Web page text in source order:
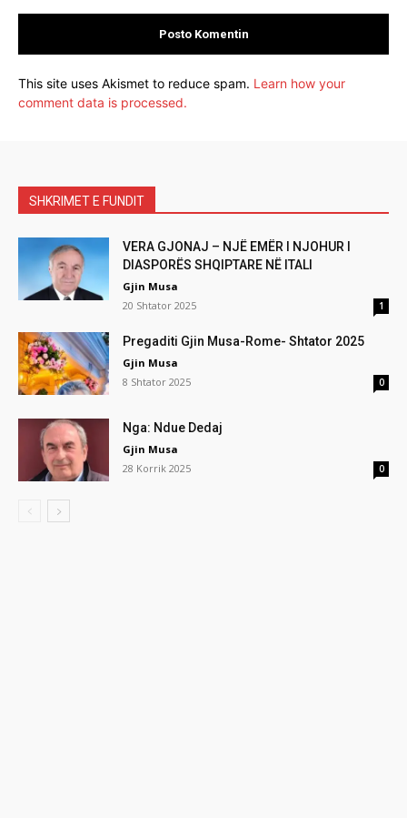
This site uses Akismet to reduce spam. Learn how your
comment data is processed.
SHKRIMET E FUNDIT
VERA GJONAJ – NJË EMËR I NJOHUR I
DIASPORËS SHQIPTARE NË ITALI
Gjin Musa
20 Shtator 2025
1
Pregaditi Gjin Musa-Rome- Shtator 2025
Gjin Musa
8 Shtator 2025
0
Nga: Ndue Dedaj
Gjin Musa
28 Korrik 2025
0